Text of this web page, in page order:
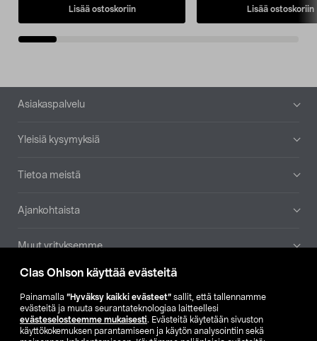
Clas Ohlson käyttää evästeitä
Painamalla ”Hyväksy kaikki evästeet” sallit, että tallennamme
evästeitä ja muuta seurantateknologiaa laitteellesi
evästeselosteemme mukaisesti. Evästeitä käytetään sivuston
käyttökokemuksen parantamiseen ja käytön analysointiin sekä
Lisää ostoskoriin Lisää ostoskoriin
Alatunniste
Asiakaspalvelu
Yleisiä kysymyksiä
Tietoa meistä
Ajankohtaista
Muut yrityksemme
Etsi myymälä
SE NO FI
FI SV